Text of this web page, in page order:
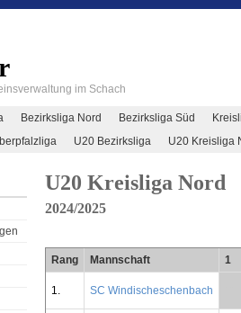
im Schach
Bezirksliga Nord Bezirksliga Süd
U20 Bezirksliga U20 Kreisliga
U20 Kreisliga Nord
2024/2025
Rang Mannschaft 1
1. SC Windischeschenbach